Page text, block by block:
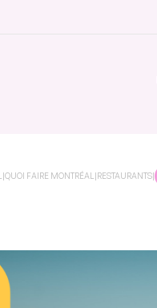
|QUOI FAIRE MONTRÉAL |RESTAURANTS|